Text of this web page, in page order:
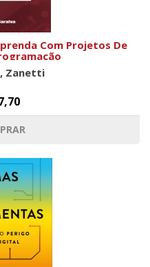
Com Projetos De
Zanetti